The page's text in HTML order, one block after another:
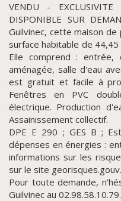
CLIQUER
VENDU - EXCLUSIVITE
DISPONIBLE SUR
Guilvinec, cette maison de
surface habitable de
Elle comprend : entrée,
aménagée, salle d'eau
est gratuit et facile à
Fenêtres en PVC
électrique. Production
Assainissement collectif.
DPE E 290 ; GES B ;
dépenses en énergies :
informations sur les
sur le site
Pour toute demande,
Guilvinec au 02.98.58.10.79.